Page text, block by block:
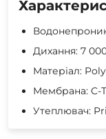
Дихання: 7
Матеріал:
Мембрана: C-
Утеплювач: